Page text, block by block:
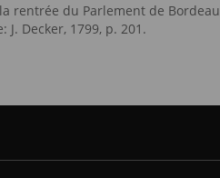
du Parlement de
Decker, 1799, p. 201.